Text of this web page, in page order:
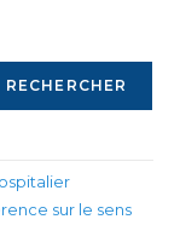
RECHERCHER
sur le sens